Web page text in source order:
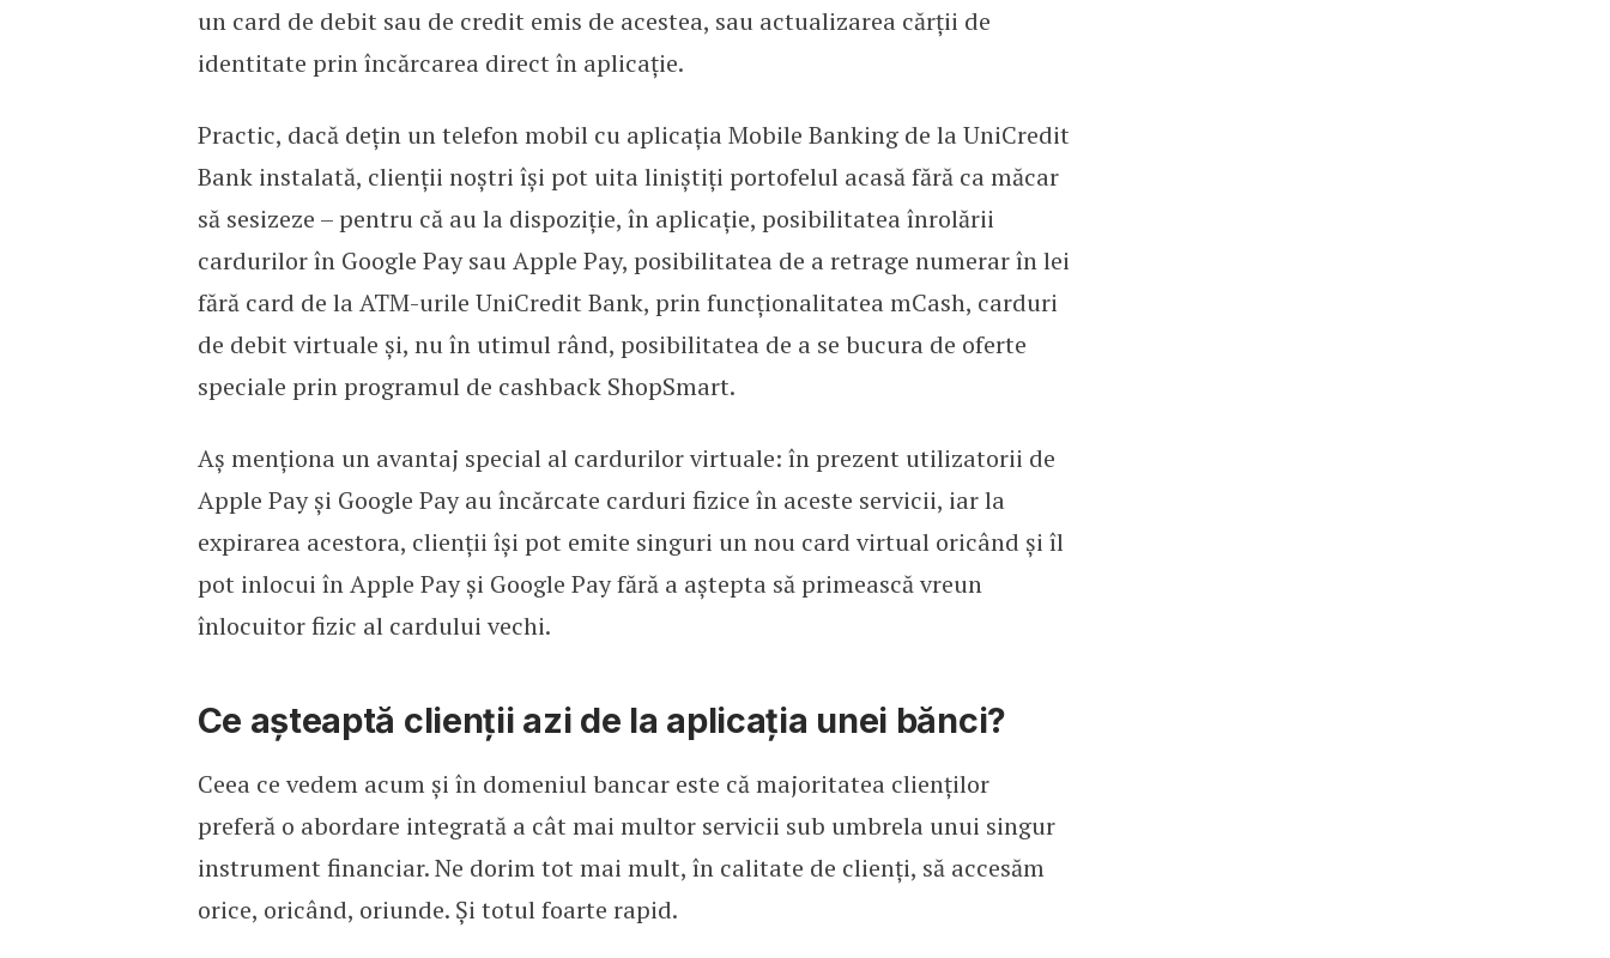
un card de debit sau de cre­dit emis de acestea, sau actualizarea cărții de
identitate prin încărcarea direct în aplicație.
Practic, dacă dețin un telefon mobil cu aplicația Mobile Banking de la UniCredit
Bank instalată, clienții noștri își pot uita liniștiți portofelul acasă fără ca măcar
să sesizeze – pentru că au la dispoziție, în aplicație, posibilitatea înrolării
cardurilor în Google Pay sau Apple Pay, posibilitatea de a retrage numerar în lei
fără card de la ATM-urile UniCredit Bank, prin funcționalitatea mCash, carduri
de debit virtuale și, nu în utimul rând, posibilitatea de a se bucura de oferte
speciale prin programul de cashback ShopSmart.
Aș menționa un avantaj special al cardurilor virtuale: în prezent utilizatorii de
Apple Pay și Google Pay au încărcate carduri fizice în aceste servicii, iar la
expirarea acestora, clienții își pot emite singuri un nou card virtual oricând și îl
pot inlocui în Apple Pay și Google Pay fără a aștepta să primească vreun
înlocuitor fizic al cardului vechi.
Ce așteaptă clienții azi de la aplicația unei bănci?
Ceea ce vedem acum și în domeniul bancar este că majoritatea clienților
preferă o abordare integrată a cât mai multor servicii sub umbrela unui singur
instrument financiar. Ne dorim tot mai mult, în calitate de clienți, să accesăm
orice, oricând, oriunde. Și totul foarte rapid.